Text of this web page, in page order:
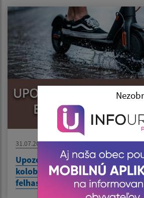
31.07.2026
Upozornenie pre používateľov
kolobežiek / Figyelmeztetés
felhasználók részére